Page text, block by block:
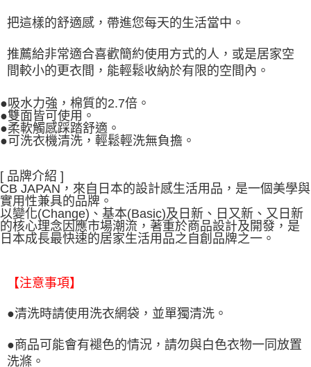
把這樣的舒適感，帶進您每天的生活當中。
推薦給非常適合喜歡簡約使用方式的人，或是居家空
間較小的更衣間，能輕鬆收納於有限的空間內。
●吸水力強，棉質的2.7倍。
●雙面皆可使用。
●柔軟觸感踩踏舒適。
●可洗衣機清洗，輕鬆輕洗無負擔。
[ 品牌介紹 ]
CB JAPAN，來自日本的設計感生活用品，是一個美學與
實用性兼具的品牌。
以變化(Change)、基本(Basic)及日新、日又新、又日新
的核心理念因應市場潮流，著重於商品設計及開發，是
日本成長最快速的居家生活用品之自創品牌之一。
【注意事項】
●清洗時請使用洗衣網袋，並單獨清洗。
●商品可能會有褪色的情況，請勿與白色衣物一同放置
洗滌。